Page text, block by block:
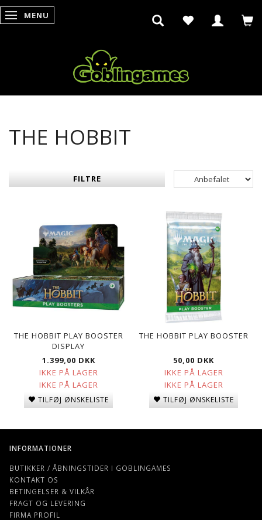
SKIFTE NAVIGATION
MENU
THE HOBBIT
FILTRE
THE HOBBIT PLAY BOOSTER
DISPLAY
1.399,00 DKK
IKKE PÅ LAGER
IKKE PÅ LAGER
TILFØJ ØNSKELISTE
THE HOBBIT PLAY BOOSTER
50,00 DKK
IKKE PÅ LAGER
IKKE PÅ LAGER
TILFØJ ØNSKELISTE
INFORMATIONER
BUTIKKER / ÅBNINGSTIDER I GOBLINGAMES
KONTAKT OS
BETINGELSER & VILKÅR
FRAGT OG LEVERING
FIRMA PROFIL